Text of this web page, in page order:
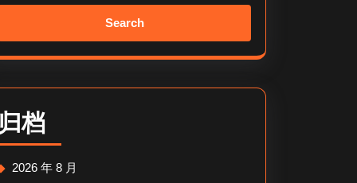
归档
2026 年 8 月